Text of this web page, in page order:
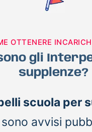
OTTENERE
gli
supplenze?
scuola per
avvisi